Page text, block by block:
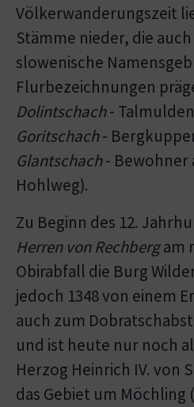
Völkerwanderungszeit
Stämme nieder, die
slowenische
Flurbezeichnungen
Dolintschach-
Goritschach-
Glantschach- Bewohner
Hohlweg).
Zu Beginn des 12.
Herren von Rechbergam
Obirabfall die Burg
jedoch 1348 von einem
auch zum
und ist heute nur noch
Herzog Heinrich IV. von
das Gebiet um Möchling (